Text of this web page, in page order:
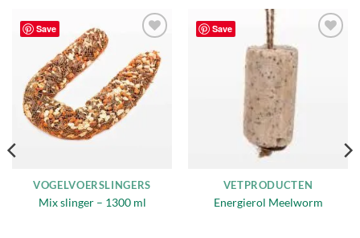
Save
Toevoegen
aan
verlanglijst
VOGELVOERSLINGERS
Mix slinger – 1300 ml
Save
Toevoegen
verlanglijst
VETPRODUCTEN
Energierol Meelworm